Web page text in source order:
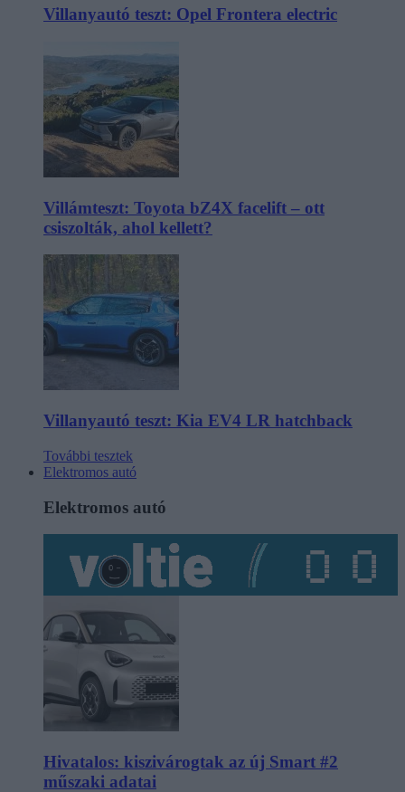
Villanyautó teszt: Opel Frontera electric
Villámteszt: Toyota bZ4X facelift – ott
csiszolták, ahol kellett?
Villanyautó teszt: Kia EV4 LR hatchback
További tesztek
Elektromos autó
Elektromos autó
Hivatalos: kiszivárogtak az új Smart #2
műszaki adatai